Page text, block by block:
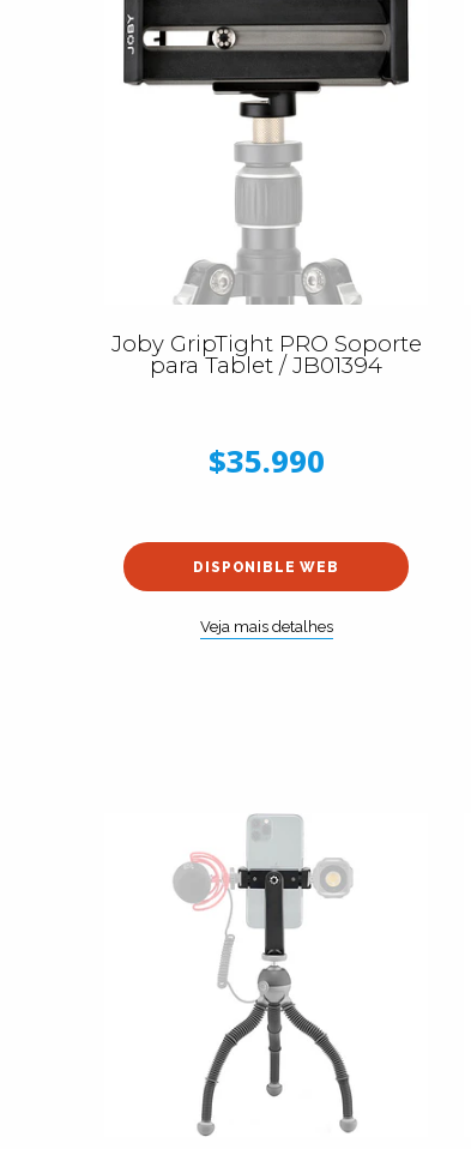
Joby GripTight PRO Soporte
para Tablet / JB01394
$35.990
DISPONIBLE WEB
Veja mais detalhes